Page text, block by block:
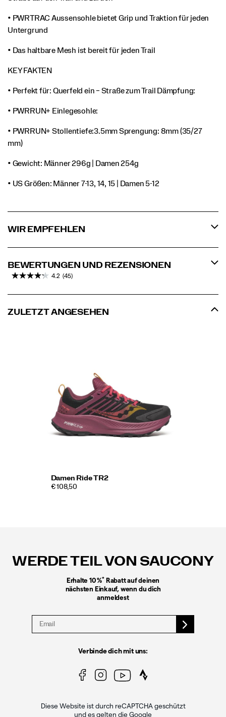
• PWRTRAC Aussensohle bietet Grip und Traktion für jeden
Untergrund
• Das haltbare Mesh ist bereit für jeden Trail
KEY FAKTEN
• Perfekt für: Querfeld ein – Straße zum Trail Dämpfung:
• PWRRUN+ Einlegesohle:
• PWRRUN+ Stollentiefe:3.5mm Sprengung: 8mm (35/27
mm)
• Gewicht: Männer 296g | Damen 254g
• US Größen: Männer 7-13, 14, 15 | Damen 5-12
WIR EMPFEHLEN
BEWERTUNGEN UND REZENSIONEN
4.2 (45)
ZULETZT ANGESEHEN
Damen Ride TR2
€ 108,50
WERDE TEIL VON SAUCONY
Erhalte 10 %* Rabatt auf deinen
nächsten Einkauf, wenn du dich
anmeldest
Verbinde dich mit uns:
Diese Website ist durch reCAPTCHA geschützt
und es gelten die Google